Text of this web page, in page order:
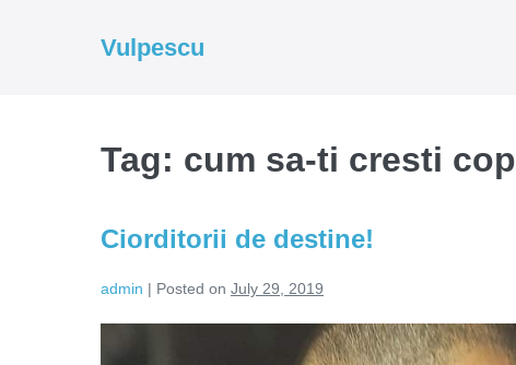
Vulpescu
Tag: cum sa-ti cresti
Ciorditorii de destine!
admin | Posted on July 29, 2019